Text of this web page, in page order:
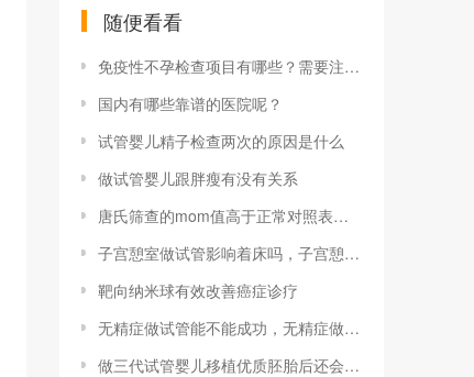
随便看看
免疫性不孕检查项目有哪些？需要注意什么？
国内有哪些靠谱的医院呢？
试管婴儿精子检查两次的原因是什么
做试管婴儿跟胖瘦有没有关系
唐氏筛查的mom值高于正常对照表胎儿会怎么样？
子宫憩室做试管影响着床吗，子宫憩室试管成功率影响因素盘点
靶向纳米球有效改善癌症诊疗
无精症做试管能不能成功，无精症做3代试管的适合方案介绍
做三代试管婴儿移植优质胚胎后还会导致生化妊娠吗